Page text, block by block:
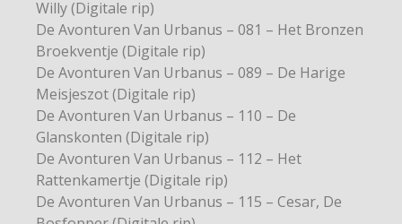
Willy (Digitale rip)
De Avonturen Van Urbanus – 081 – Het Bronzen
Broekventje (Digitale rip)
De Avonturen Van Urbanus – 089 – De Harige
Meisjeszot (Digitale rip)
De Avonturen Van Urbanus – 110 – De
Glanskonten (Digitale rip)
De Avonturen Van Urbanus – 112 – Het
Rattenkamertje (Digitale rip)
De Avonturen Van Urbanus – 115 – Cesar, De